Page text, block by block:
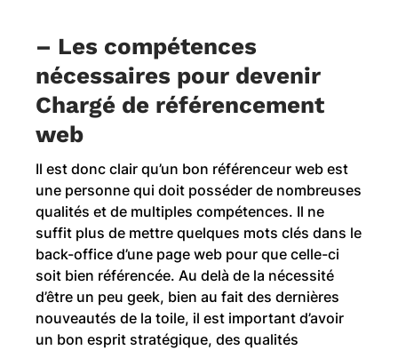
– Les compétences
nécessaires pour devenir
Chargé de référencement
web
Il est donc clair qu’un bon référenceur web est
une personne qui doit posséder de nombreuses
qualités et de multiples compétences. Il ne
suffit plus de mettre quelques mots clés dans le
back-office d’une page web pour que celle-ci
soit bien référencée. Au delà de la nécessité
d’être un peu geek, bien au fait des dernières
nouveautés de la toile, il est important d’avoir
un bon esprit stratégique, des qualités